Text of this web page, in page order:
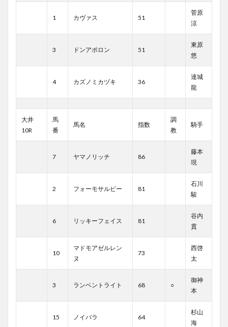
1 カヴァス 51
菅原
涼
3 ドンアポロン 51
東原
悠
4 カズノミカヅキ 36
達城
龍
大井
10R
馬
番
馬名 指数
調
教
騎手
7 ヤマノリッチ 86
藤本
現
2 フォーモサルビー 81
石川
駿
6 リッキーフェイス 81
谷内
貫
10
マドモアゼルレン
ヌ
73
西啓
太
3 ランベントライト 68 ○
御神
本
15 ノイバラ 64
杉山
海